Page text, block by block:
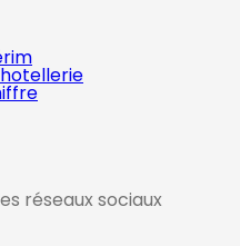
réseaux sociaux